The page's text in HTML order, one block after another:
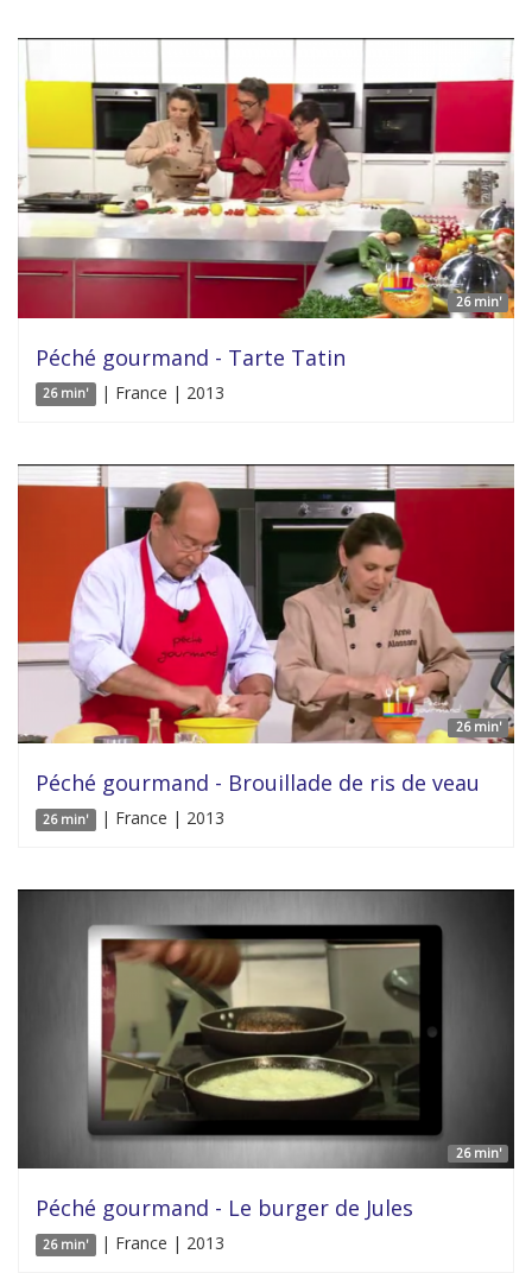
26 min'
Péché gourmand - Tarte Tatin
26 min' | France | 2013
26 min'
Péché gourmand - Brouillade de ris de veau
26 min' | France | 2013
26 min'
Péché gourmand - Le burger de Jules
26 min' | France | 2013